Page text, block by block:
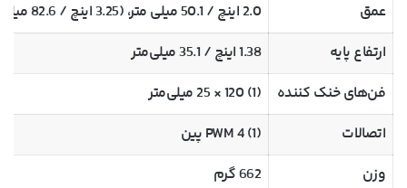
عمق
2.0 اینچ / 50.1 میلی متر، (3.25 اینچ / 82.6 میلی‌متر با فن)
ارتفاع پایه
1.38 اینچ / 35.1 میلی‌متر
فن‌های خنک کننده
(1) 120 × 25 میلی‌متر
اتصالات
(1) PWM 4 پین
وزن
662 گرم